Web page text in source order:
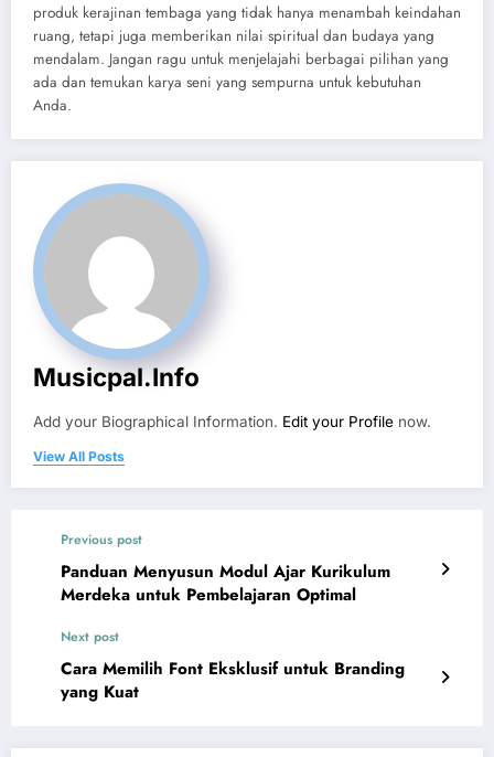
produk kerajinan tembaga yang tidak hanya menambah keindahan
ruang, tetapi juga memberikan nilai spiritual dan budaya yang
mendalam. Jangan ragu untuk menjelajahi berbagai pilihan yang
ada dan temukan karya seni yang sempurna untuk kebutuhan
Anda.
Musicpal.info
Add your Biographical Information. Edit your Profile now.
View All Posts
Previous post
Panduan Menyusun Modul Ajar Kurikulum
Merdeka untuk Pembelajaran Optimal
Next post
Cara Memilih Font Eksklusif untuk Branding
yang Kuat